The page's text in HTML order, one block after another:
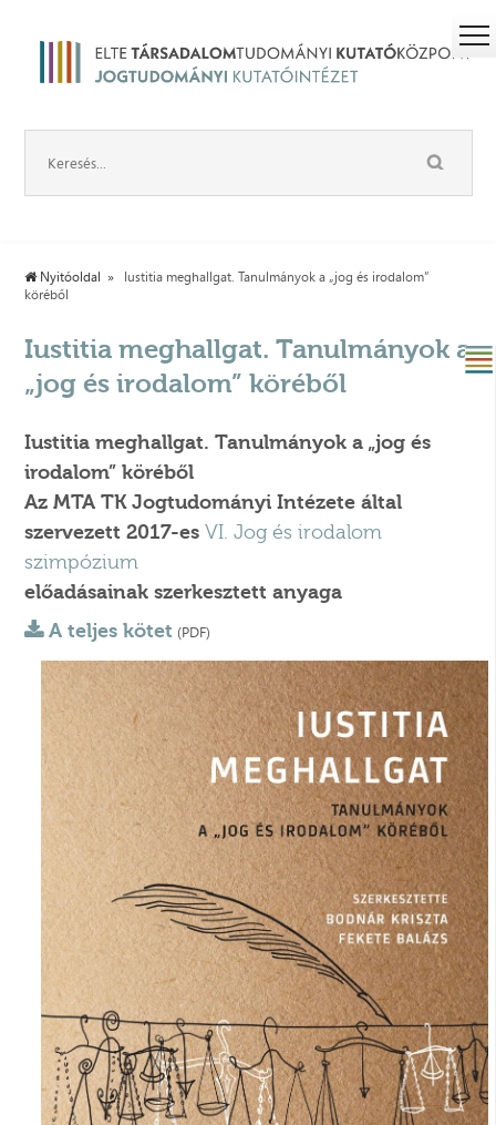
Nyitóoldal
Iustitia meghallgat. Tanulmányok a „jog és irodalom”
köréből
Iustitia meghallgat. Tanulmányok a
„jog és irodalom” köréből
Iustitia meghallgat. Tanulmányok a „jog és
irodalom” köréből
Az MTA TK Jogtudományi Intézete által
szervezett 2017-esVI. Jog és irodalom
szimpózium
előadásainak szerkesztett anyaga
A teljes kötet (PDF)